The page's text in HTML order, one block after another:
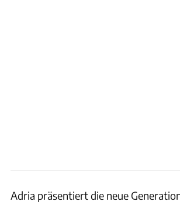
Adria präsentiert die neue